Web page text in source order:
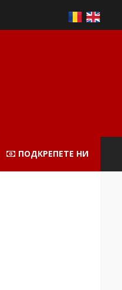
ПОДКРЕПЕТЕ НИ